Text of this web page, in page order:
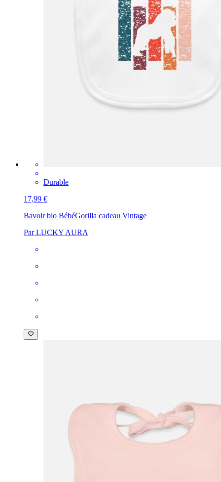
Durable
17,99 €
Bavoir bio BébéGorilla cadeau Vintage
Par LUCKY AURA